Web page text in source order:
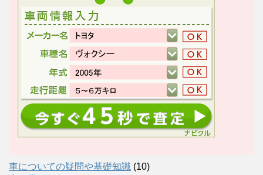
車についての疑問や基礎知識 (10)